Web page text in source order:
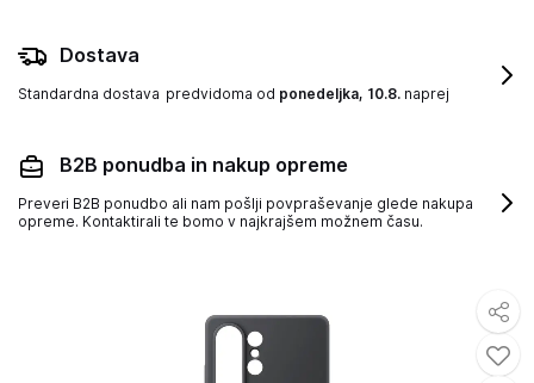
Dostava
Standardna dostava predvidoma od ponedeljka, 10.8. naprej
B2B ponudba in nakup opreme
Preveri B2B ponudbo ali nam pošlji povpraševanje glede nakupa
opreme. Kontaktirali te bomo v najkrajšem možnem času.